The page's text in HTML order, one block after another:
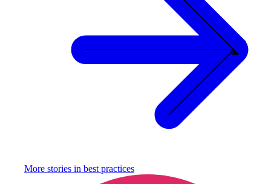
More stories in best practices